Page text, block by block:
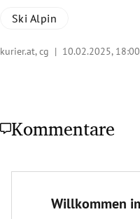
Ski Alpin
kurier.at, cg | 10.02.2025, 18:00
Kommentare